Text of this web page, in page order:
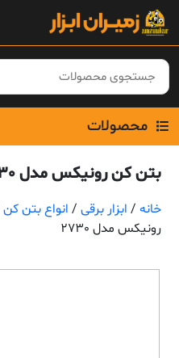
Skip
content
محصولات
بتن کن رونیکس مدل 2730
خانه / ابزار برقی / انواع بتن کن
رونیکس مدل 2730